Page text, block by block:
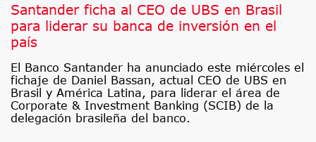
Santander ficha al CEO de UBS en Brasil
para liderar su banca de inversión en el
país
El Banco Santander ha anunciado este miércoles el
fichaje de Daniel Bassan, actual CEO de UBS en
Brasil y América Latina, para liderar el área de
Corporate & Investment Banking (SCIB) de la
delegación brasileña del banco.